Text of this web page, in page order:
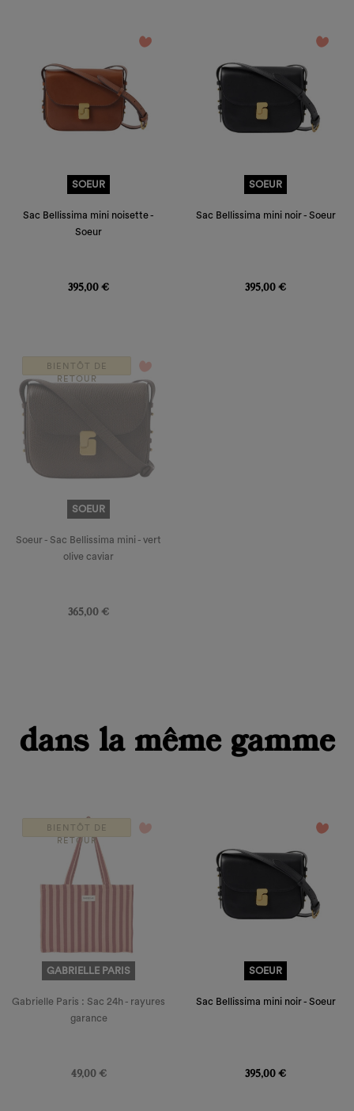
favorite_border
SOEUR
Sac Bellissima mini noisette -
Soeur
395,00 €
favorite_border
SOEUR
Sac Bellissima mini noir - Soeur
395,00 €
BIENTÔT DE
RETOUR
favorite_border
SOEUR
Soeur - Sac Bellissima mini - vert
olive caviar
365,00 €
dans la même gamme
BIENTÔT DE
RETOUR
favorite_border
GABRIELLE PARIS
Gabrielle Paris : Sac 24h - rayures
garance
49,00 €
favorite_border
SOEUR
Sac Bellissima mini noir - Soeur
395,00 €